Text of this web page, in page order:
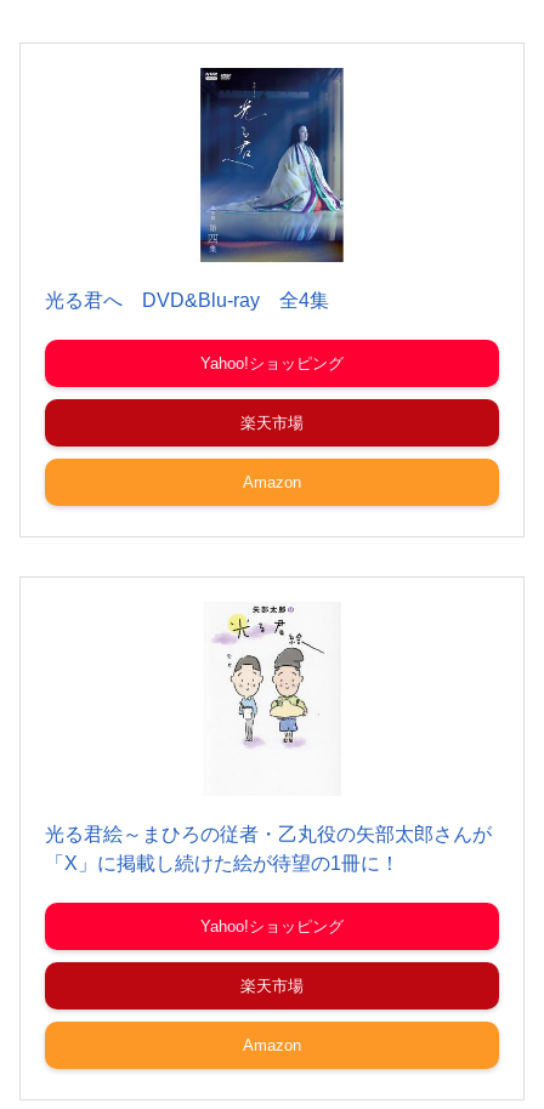
光る君へ DVD&Blu-ray 全4集
Yahoo!ショッピング
楽天市場
Amazon
光る君絵～まひろの従者・乙丸役の矢部太郎さんが
「X」に掲載し続けた絵が待望の1冊に！
Yahoo!ショッピング
楽天市場
Amazon